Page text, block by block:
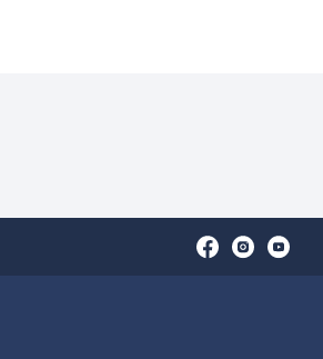
OpenOpenOpen